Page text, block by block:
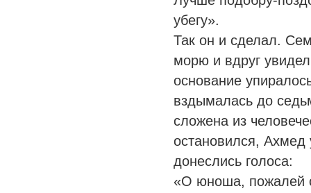
убегу».
Так он и сделал.
морю и вдруг
основание
вздымалась до
сложена из
остановился, Ахмед
донеслись голоса:
«О юноша, пожалей